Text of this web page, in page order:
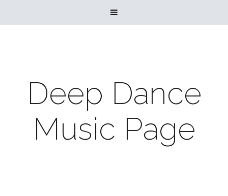

Deep Dance
Music Page